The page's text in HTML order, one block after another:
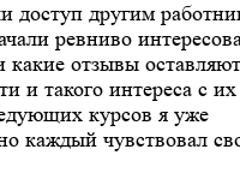
доступ другим
ревниво
какие отзывы
и такого интереса с их
курсов я уже
каждый чувствовал